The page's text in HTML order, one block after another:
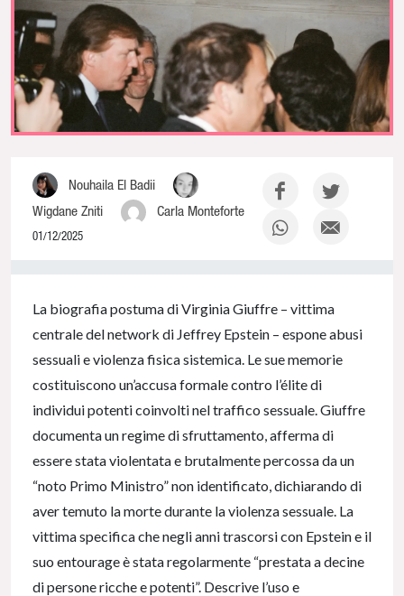
Nouhaila El Badii
Wigdane Zniti
Carla Monteforte
01/12/2025
La biografia postuma di Virginia Giuffre – vittima
centrale del network di Jeffrey Epstein – espone abusi
sessuali e violenza fisica sistemica. Le sue memorie
costituiscono un’accusa formale contro l’élite di
individui potenti coinvolti nel traffico sessuale. Giuffre
documenta un regime di sfruttamento, afferma di
essere stata violentata e brutalmente percossa da un
“noto Primo Ministro” non identificato, dichiarando di
aver temuto la morte durante la violenza sessuale. La
vittima specifica che negli anni trascorsi con Epstein e il
suo entourage è stata regolarmente “prestata a decine
di persone ricche e potenti”. Descrive l’uso e